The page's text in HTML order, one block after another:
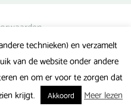
vragen
technieken) en verzamelt
van de website onder andere
en om er voor te zorgen dat
krijgt.
Akkoord Meer lezen